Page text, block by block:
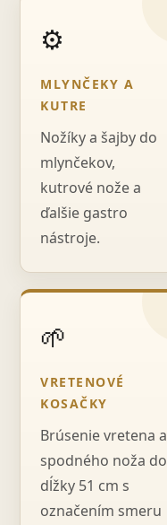
⚙️
MLYNČEKY A
KUTRE
Nožíky a šajby do
mlynčekov,
kutrové nože a
ďalšie gastro
nástroje.
🌱
VRETENOVÉ
KOSAČKY
Brúsenie vretena a
spodného noža do
dĺžky 51 cm s
označením smeru